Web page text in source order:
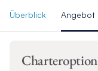
Überblick Angebot
Charteroption